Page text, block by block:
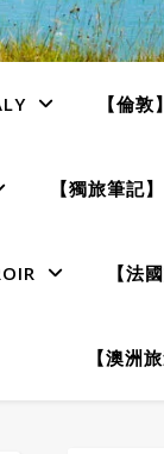
【倫
【獨旅筆記
【法
【澳洲